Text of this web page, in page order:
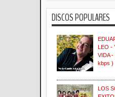
DISCOS POPULARES
LEO -
VIDA
kbps )
LOS